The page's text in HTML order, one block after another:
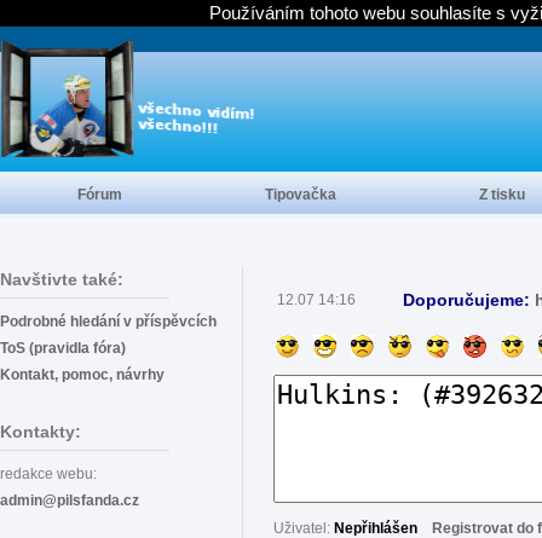
Navštivte také:
Podrobné hledání v příspěvcích
ToS (pravidla fóra)
Kontakt, pomoc, návrhy
Kontakty:
redakce webu:
admin@pilsfanda.cz
12.07 14:16 Doporučujeme:
Uživatel: Nepřihlášen Registrovat do
Fórum Tipovačka Z tisku
Používáním tohoto webu souhlasíte s